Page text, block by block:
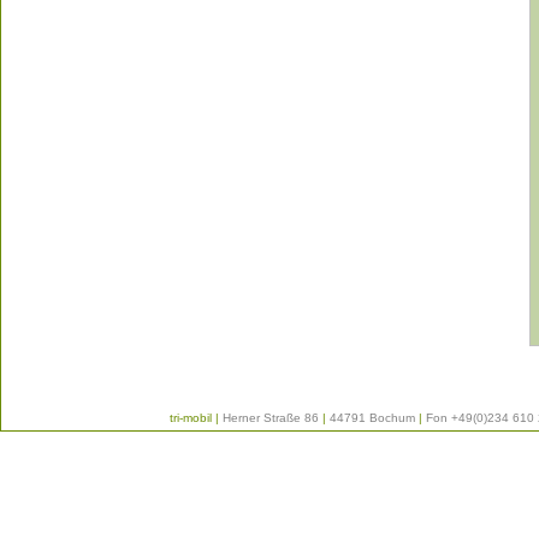
tri-mobil | Herner Straße 86 | 44791 Bochum | Fon +49(0)234